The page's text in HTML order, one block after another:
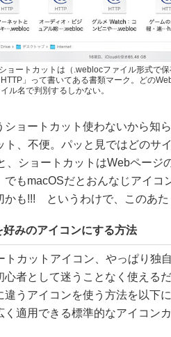
ョートカットは（.weblocファイル形式で
」って書いてある書類マーク。どの
ル名で判別するしかない。
ョートカット使わないから知
ト、不便。パッと見ではどのサ
、ショートカットはWebページ
でもmacOSだとおんなじアイコ
かも!!! というわけで、このあた
みのアイコンにする方法
カットアイコン、やっぱり独
心者として迷うことなく使え
違うアイコンを使う方法を以下
適用できる標準的なアイコン